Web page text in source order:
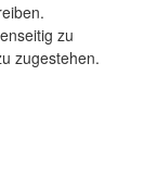
zu
zugestehen.